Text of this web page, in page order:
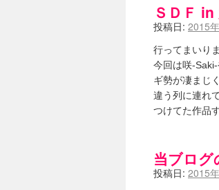
ＳＤＦ
投稿日: 2015
行ってまいり
今回は咲-
ギ勢が凄まじ
違う列に連れ
つけてた作品
当ブログ
投稿日: 2015